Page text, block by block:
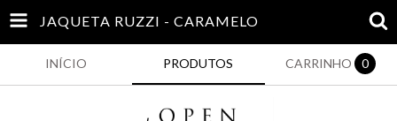
JAQUETA RUZZI - CARAMELO
INÍCIO PRODUTOS CARRINHO 0